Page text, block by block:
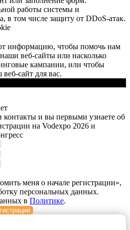
работы системы и
в том числе защиту от DDoS-атак.
информацию, чтобы помочь нам
веб-сайты или насколько
кампании, или чтобы
сайт для вас.
контакты и вы первыми узнаете об
на Vodexpo 2026 и
меня о начале регистрации»,
персональных данных.
в Политике.